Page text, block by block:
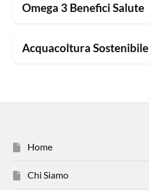
Omega 3 Benefici Salute
Acquacoltura Sostenibile
Home
Chi Siamo